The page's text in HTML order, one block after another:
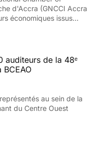
d'Accra (GNCCI Accra
économiques issus...
auditeurs de la 48ᵉ
au sein de la
du Centre Ouest